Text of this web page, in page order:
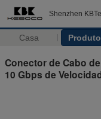
Shenzhen
Casa
Conector de Cabo
10 Gbps de